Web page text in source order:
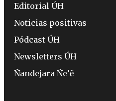
Editorial ÚH
Noticias positivas
Pódcast ÚH
Newsletters ÚH
Ñandejara Ñe’ẽ